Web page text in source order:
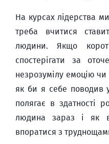
На курсах лідерства
треба вчитися
людини. Якщо
спостерігати за
незрозумілу емоцію
як би я себе поводив у
полягає в здатності
людина зараз і як
впоратися з